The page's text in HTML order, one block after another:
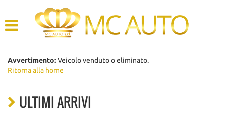
LISTA VEICOLI
ACQUISTIAMO USATO
Avvertimento:Veicolo venduto o eliminato.
Ritorna alla home
ULTIMI ARRIVI